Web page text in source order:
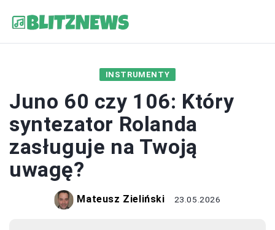
INSTRUMENTY
Juno 60 czy 106: Który
syntezator Rolanda
zasługuje na Twoją
uwagę?
Mateusz Zieliński 23.05.2026